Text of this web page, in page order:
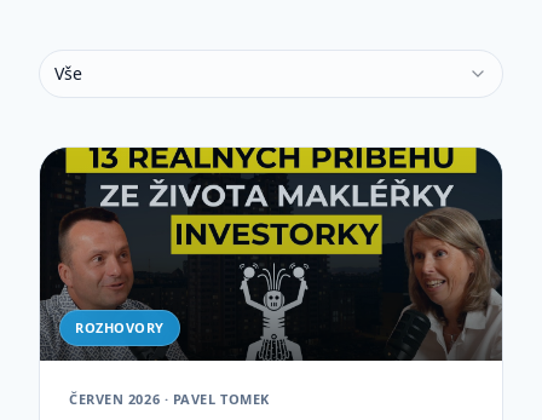
Vše
ROZHOVORY
ČERVEN 2026 · PAVEL TOMEK